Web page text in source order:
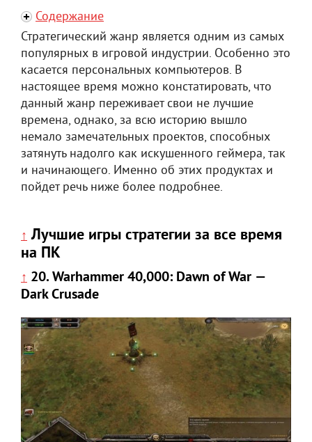
Содержание
Стратегический жанр является одним из самых
популярных в игровой индустрии. Особенно это
касается персональных компьютеров. В
настоящее время можно констатировать, что
данный жанр переживает свои не лучшие
времена, однако, за всю историю вышло
немало замечательных проектов, способных
затянуть надолго как искушенного геймера, так
и начинающего. Именно об этих продуктах и
пойдет речь ниже более подробнее.
↑ Лучшие игры стратегии за все время
на ПК
↑ 20. Warhammer 40,000: Dawn of War —
Dark Crusade